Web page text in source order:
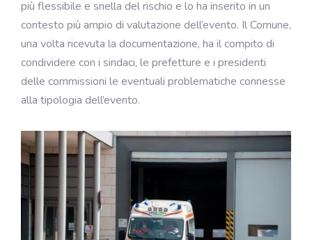
più flessibile e snella del rischio e lo ha inserito in un
contesto più ampio di valutazione dell’evento. Il Comune,
una volta ricevuta la documentazione, ha il compito di
condividere con i sindaci, le prefetture e i presidenti
delle commissioni le eventuali problematiche connesse
alla tipologia dell’evento.